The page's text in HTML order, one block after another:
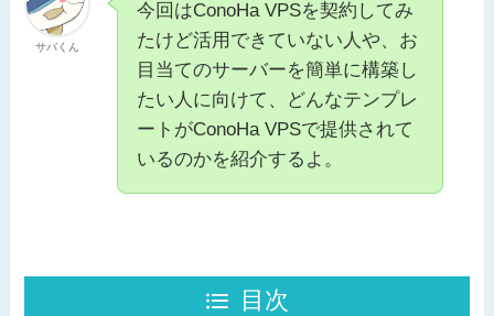
サバくん
今回はConoHa VPSを契約してみ
たけど活用できていない人や、お
目当てのサーバーを簡単に構築し
たい人に向けて、どんなテンプレ
ートがConoHa VPSで提供されて
いるのかを紹介するよ。
目次